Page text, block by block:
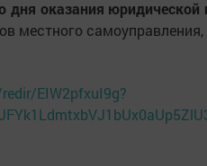
дня оказания
местного
EIW2pfxuI9g?